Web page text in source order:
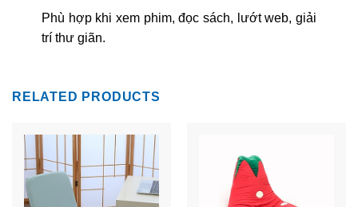
Phù hợp khi xem phim, đọc sách, lướt web, giải
trí thư giãn.
RELATED PRODUCTS